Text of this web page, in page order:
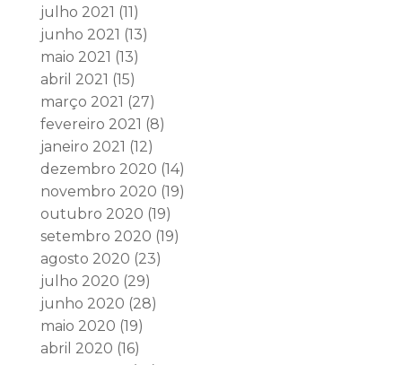
julho 2021 (11)
junho 2021 (13)
maio 2021 (13)
abril 2021 (15)
março 2021 (27)
fevereiro 2021 (8)
janeiro 2021 (12)
dezembro 2020 (14)
novembro 2020 (19)
outubro 2020 (19)
setembro 2020 (19)
agosto 2020 (23)
julho 2020 (29)
junho 2020 (28)
maio 2020 (19)
abril 2020 (16)